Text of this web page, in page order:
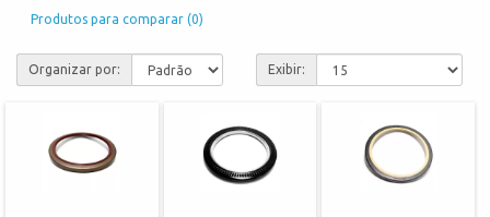
Produtos para comparar (0)
Organizar por: Exibir: